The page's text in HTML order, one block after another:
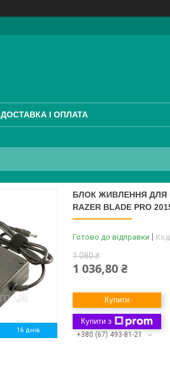
ДОСТАВКА І ОПЛАТА
16 днів
БЛОК ЖИВЛЕННЯ ДЛЯ
RAZER BLADE PRO
Готово до відправки
1 080 ₴
1 036,80 ₴
Купити
Купити з
+380 (67) 493-81-21